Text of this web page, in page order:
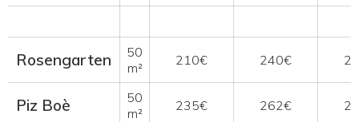
Rosengarten
50
m²
210€ 240€
Piz Boè
50
m²
235€ 262€